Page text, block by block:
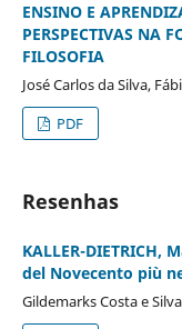
ENSINO E
PERSPECTIVAS NA
FILOSOFIA
José Carlos da Silva,
PDF
Resenhas
KALLER-
del Novecento più
Gildemarks Costa e Silva